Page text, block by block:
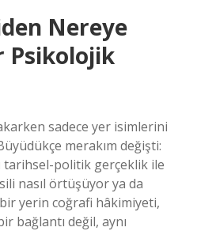
Nereye
Psikolojik
sadece yer isimlerini
merakım değişti:
tarihsel-politik gerçeklik ile
nasıl örtüşüyor ya da
yerin coğrafi hâkimiyeti,
bağlantı değil, aynı